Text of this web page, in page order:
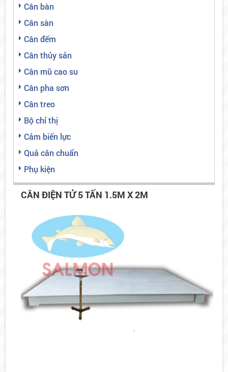
Cân bàn
Cân sàn
Cân đếm
Cân thủy sản
Cân mũ cao su
Cân pha sơn
Cân treo
Bộ chỉ thị
Cảm biến lực
Quả cân chuẩn
Phụ kiện
CÂN ĐIỆN TỬ 5 TẤN 1.5M X 2M